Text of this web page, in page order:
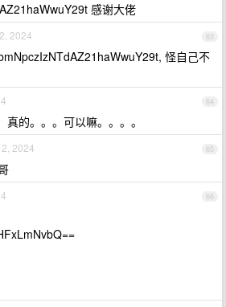
感谢大佬
63
2024
怪自己不
64
真的。。。可以嘛。。。。
65
2024
66